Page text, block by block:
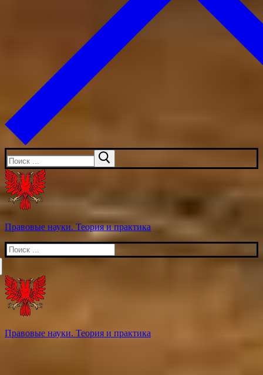
Искать:
Правовые науки. Теория и практика
Искать:
Правовые науки. Теория и практика